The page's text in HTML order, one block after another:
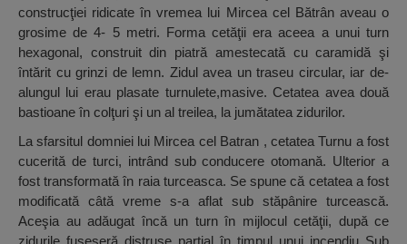
construcţiei ridicate în vremea lui Mircea cel Bătrân aveau o
grosime de 4- 5 metri. Forma cetăţii era aceea a unui turn
hexagonal, construit din piatră amestecată cu caramidă şi
întărit cu grinzi de lemn. Zidul avea un traseu circular, iar de-
alungul lui erau plasate turnulete,masive. Cetatea avea două
bastioane în colţuri şi un al treilea, la jumătatea zidurilor.
La sfarsitul domniei lui Mircea cel Batran , cetatea Turnu a fost
cucerită de turci, intrând sub conducere otomană. Ulterior a
fost transformată în raia turceasca. Se spune că cetatea a fost
modificată câtă vreme s-a aflat sub stăpânire turcească.
Aceşia au adăugat încă un turn în mijlocul cetăţii, după ce